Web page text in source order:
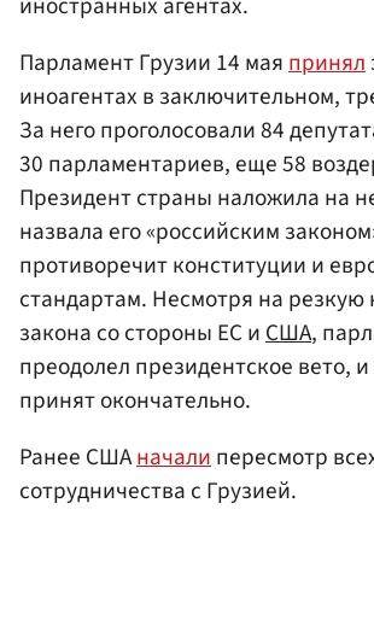
Парламент Грузии 14 маяпринял
иноагентах в заключительном,
За него проголосовали 84
30 парламентариев, еще 58
Президент страны наложила на
назвала его «российским
противоречит конституции и
стандартам. Несмотря на резкую
закона со стороны ЕС иСША,
преодолел президентское вето,
принят окончательно.
Ранее СШАначалипересмотр
сотрудничества с Грузией.